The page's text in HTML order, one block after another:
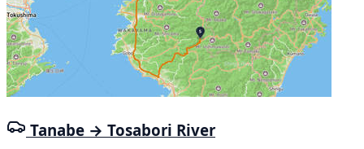
Tanabe → Tosabori River